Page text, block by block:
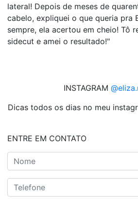
lateral! Depois de meses de
cabelo, expliquei o que queria pra
sempre, ela acertou em cheio! Tô
sidecut e amei o resultado!"
INSTAGRAM
Dicas todos os dias no meu
ENTRE EM CONTATO